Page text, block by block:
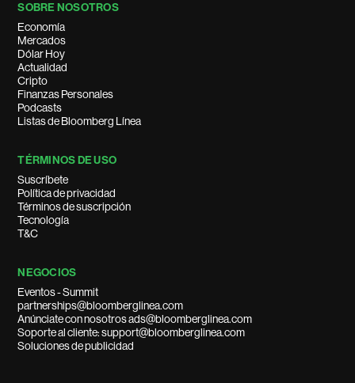
SOBRE NOSOTROS
Economía
Mercados
Dólar Hoy
Actualidad
Cripto
Finanzas Personales
Podcasts
Listas de Bloomberg Línea
TÉRMINOS DE USO
Suscríbete
Política de privacidad
Términos de suscripción
Tecnología
T&C
NEGOCIOS
Eventos - Summit
partnerships@bloomberglinea.com
Anúnciate con nosotros ads@bloomberglinea.com
Soporte al cliente: support@bloomberglinea.com
Soluciones de publicidad